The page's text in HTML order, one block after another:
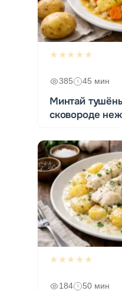
★★★★★
385 45 мин
Минтай
сковороде
★★★★★
184 50 мин